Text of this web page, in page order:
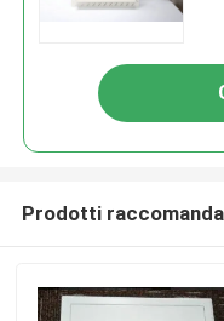
Prodotti